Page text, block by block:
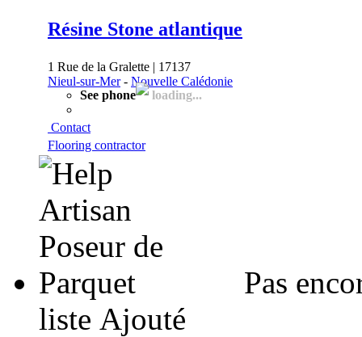
Résine Stone atlantique
1 Rue de la Gralette | 17137
Nieul-sur-Mer- Nouvelle Calédonie
See phone
loading...
Contact
Flooring contractor
Pas
liste Ajouté